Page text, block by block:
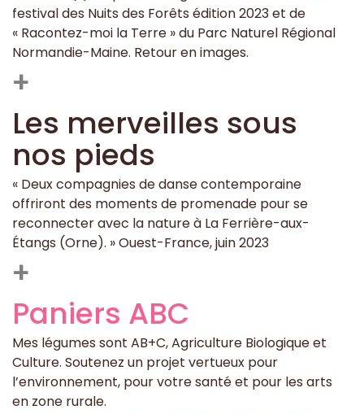
festival des Nuits des Forêts édition 2023 et de
« Racontez-moi la Terre » du Parc Naturel Régional
Normandie-Maine. Retour en images.
+
Les merveilles sous
nos pieds
« Deux compagnies de danse contemporaine
offriront des moments de promenade pour se
reconnecter avec la nature à La Ferrière-aux-
Étangs (Orne). » Ouest-France, juin 2023
+
Paniers ABC
Mes légumes sont AB+C, Agriculture Biologique et
Culture. Soutenez un projet vertueux pour
l’environnement, pour votre santé et pour les arts
en zone rurale.